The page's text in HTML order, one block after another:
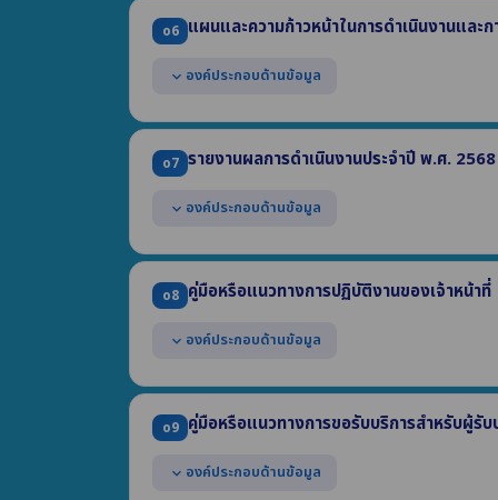
(1) ยุทธศาสตร์หรือแนวทาง (2) เป้าหมาย (3) ตัวชี้วัด
มีระยะเวลาบังคับใช้ครอบคลุมปี พ.ศ. 2569
o6 แผนและความก้าวหน้าในการดำเนินงานแล
expand_more องค์ประกอบด้านข้อมูล
แสดงแผนการดำเนินงานตามภารกิจของหน่วยงาน
(1) โครงการหรือกิจกรรม (2) งบประมาณแต่ละโครงการ
แสดงผลความก้าวหน้าในการดำเนินงาน ข้อมูล ณ
(1) ความก้าวหน้าการดำเนินการแต่ละโครงการ (2) ร้อย
o7 รายงานผลการดำเนินงานประจำปี พ.ศ. 2568
expand_more องค์ประกอบด้านข้อมูล
แสดงผลการดำเนินงานตามแผนดำเนินงาน ประจำปี
ประกอบด้วย
(1) ผลการดำเนินงานของแต่ละโครงการหรือกิจกรรม
(2) งบประมาณที่ได้รับจัดสรรแต่ละโครงการหรือกิจกรรม
(3) ผลการใช้จ่ายงบประมาณที่ใช้ดำเนินงานแต่ละโครงกา
o8 คู่มือหรือแนวทางการปฏิบัติงานของเจ้าหน้าที่
expand_more องค์ประกอบด้านข้อมูล
แสดงคู่มือหรือแนวทางการปฏิบัติงานที่เจ้าหน้าที่ของ
เดียวกัน อย่างน้อย 3 งาน อย่างน้อยประกอบด้วย
(1) ชื่องาน (2) วิธีการขั้นตอนการปฏิบัติงาน
(3) ระยะเวลาที่ใช้ในการปฏิบัติงาน (4) กฎหมายที่เกี่ยวข้อ
o9 คู่มือหรือแนวทางการขอรับบริการสำหรับผู้รั
expand_more องค์ประกอบด้านข้อมูล